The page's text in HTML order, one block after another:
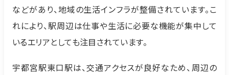
などがあり、地域の生活インフラが整備されています。こ
れにより、駅周辺は仕事や生活に必要な機能が集中して
いるエリアとしても注目されています。
宇都宮駅東口駅は、交通アクセスが良好なため、周辺の